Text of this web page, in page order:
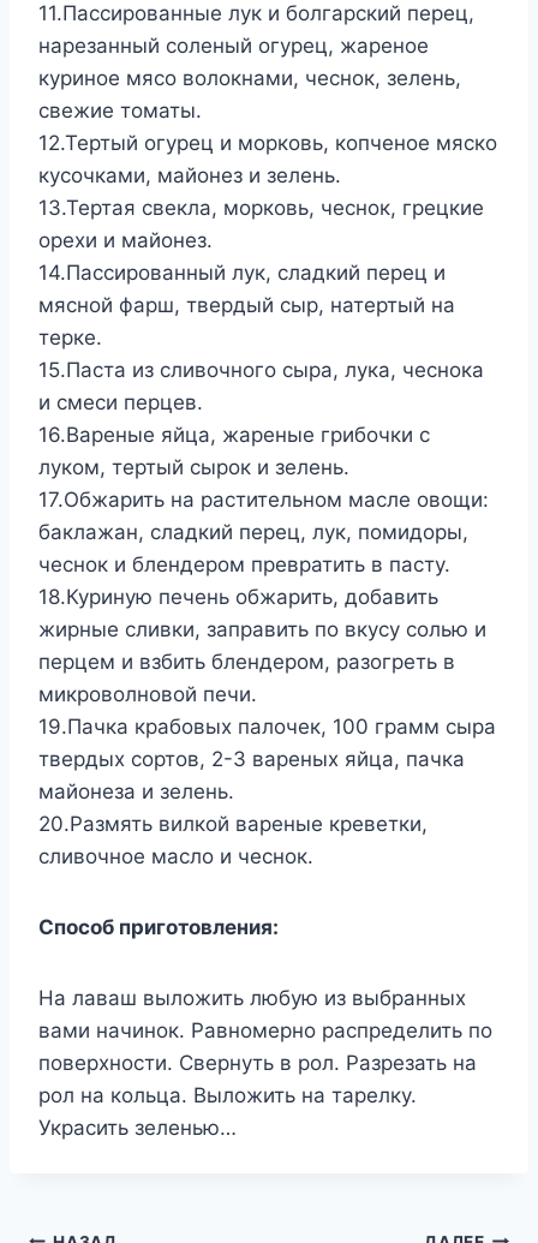
11.Пассированные лук и болгарский перец,
нарезанный соленый огурец, жареное
куриное мясо волокнами, чеснок, зелень,
свежие томаты.
12.Тертый огурец и морковь, копченое мяско
кусочками, майонез и зелень.
13.Тертая свекла, морковь, чеснок, грецкие
орехи и майонез.
14.Пассированный лук, сладкий перец и
мясной фарш, твердый сыр, натертый на
терке.
15.Паста из сливочного сыра, лука, чеснока
и смеси перцев.
16.Вареные яйца, жареные грибочки с
луком, тертый сырок и зелень.
17.Обжарить на растительном масле овощи:
баклажан, сладкий перец, лук, помидоры,
чеснок и блендером превратить в пасту.
18.Куриную печень обжарить, добавить
жирные сливки, заправить по вкусу солью и
перцем и взбить блендером, разогреть в
микроволновой печи.
19.Пачка крабовых палочек, 100 грамм сыра
твердых сортов, 2-3 вареных яйца, пачка
майонеза и зелень.
20.Размять вилкой вареные креветки,
сливочное масло и чеснок.
Способ приготовления:
На лаваш выложить любую из выбранных
вами начинок. Равномерно распределить по
поверхности. Свернуть в рол. Разрезать на
рол на кольца. Выложить на тарелку.
Украсить зеленью…